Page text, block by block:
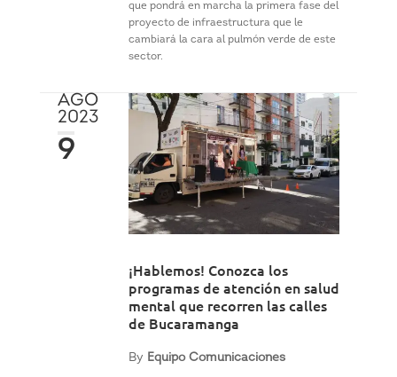
que pondrá en marcha la primera fase del
proyecto de infraestructura que le
cambiará la cara al pulmón verde de este
sector.
AGO
2023
9
¡Hablemos! Conozca los
programas de atención en salud
mental que recorren las calles
de Bucaramanga
By Equipo Comunicaciones